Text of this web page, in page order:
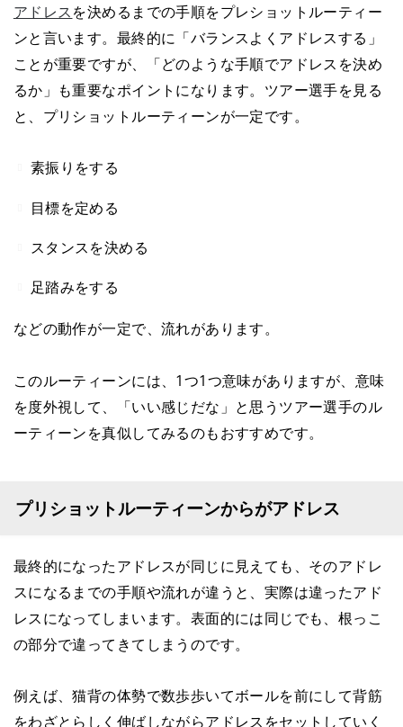
アドレスを決めるまでの手順をプレショットルーティー
ンと言います。最終的に「バランスよくアドレスする」
ことが重要ですが、「どのような手順でアドレスを決め
るか」も重要なポイントになります。ツアー選手を見る
と、プリショットルーティーンが一定です。
素振りをする
目標を定める
スタンスを決める
足踏みをする
などの動作が一定で、流れがあります。
このルーティーンには、1つ1つ意味がありますが、意味
を度外視して、「いい感じだな」と思うツアー選手のル
ーティーンを真似してみるのもおすすめです。
プリショットルーティーンからがアドレス
最終的になったアドレスが同じに見えても、そのアドレ
スになるまでの手順や流れが違うと、実際は違ったアド
レスになってしまいます。表面的には同じでも、根っこ
の部分で違ってきてしまうのです。
例えば、猫背の体勢で数歩歩いてボールを前にして背筋
をわざとらしく伸ばしながらアドレスをセットしていく